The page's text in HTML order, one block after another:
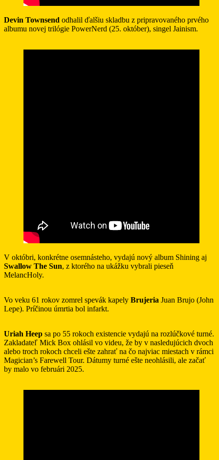
Devin Townsend odhalil ďalšiu skladbu z pripravovaného prvého
albumu novej trilógie PowerNerd (25. október), singel Jainism.
V októbri, konkrétne osemnásteho, vydajú nový album Shining aj
Swallow The Sun, z ktorého na ukážku vybrali pieseň
MelancHoly.
Vo veku 61 rokov zomrel spevák kapely Brujeria Juan Brujo (John
Lepe). Príčinou úmrtia bol infarkt.
Uriah Heep sa po 55 rokoch existencie vydajú na rozlúčkové turné.
Zakladateľ Mick Box ohlásil vo videu, že by v nasledujúcich dvoch
alebo troch rokoch chceli ešte zahrať na čo najviac miestach v rámci
Magician’s Farewell Tour. Dátumy turné ešte neohlásili, ale začať
by malo vo februári 2025.